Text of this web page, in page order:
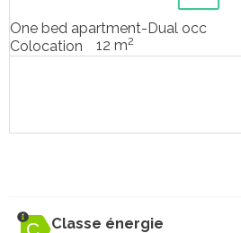
One bed apartment-Dual occ
Colocation
12 m2
Classe énergie